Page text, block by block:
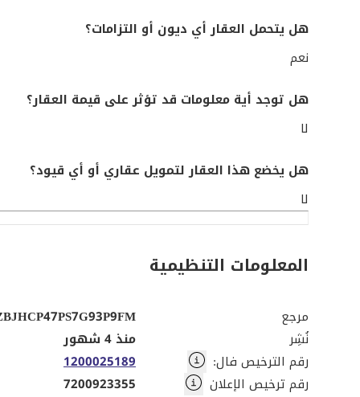
هل يتحمل العقار أي ديون أو التزامات؟
نعم
هل توجد أية معلومات قد تؤثر على قيمة العقار؟
لا
هل يخضع هذا العقار لتمويل عقاري أو أي قيود؟
لا
المعلومات التنظيمية
مرجع
نُشِر
منذ 4 شهور
رقم الترخيص فال:
1200025189
رقم ترخيص الإعلان
7200923355